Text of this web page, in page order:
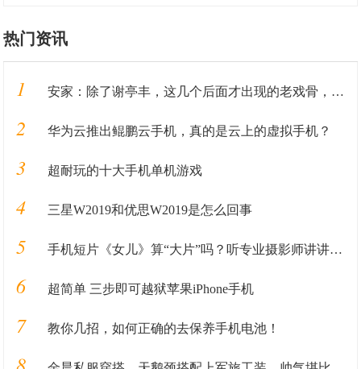
热门资讯
1 安家：除了谢亭丰，这几个后面才出现的老戏骨，比孙俪演得还出彩
2 华为云推出鲲鹏云手机，真的是云上的虚拟手机？
3 超耐玩的十大手机单机游戏
4 三星W2019和优思W2019是怎么回事
5 手机短片《女儿》算“大片”吗？听专业摄影师讲讲丨揭秘
6 超简单 三步即可越狱苹果iPhone手机
7 教你几招，如何正确的去保养手机电池！